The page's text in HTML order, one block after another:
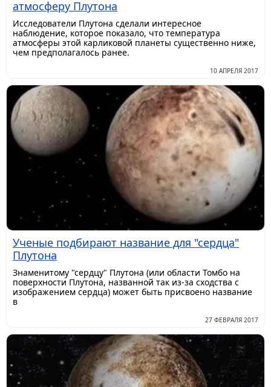
атмосферу Плутона
Исследователи Плутона сделали интересное
наблюдение, которое показало, что температура
атмосферы этой карликовой планеты существенно ниже,
чем предполагалось ранее.
10 АПРЕЛЯ 2017
Ученые подбирают название для "сердца"
Плутона
Знаменитому "сердцу" Плутона (или области Томбо на
поверхности Плутона, названной так из-за сходства с
изображением сердца) может быть присвоено название
в
27 ФЕВРАЛЯ 2017